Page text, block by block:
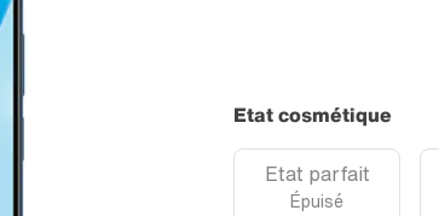
Etat cosmétique
Etat parfait
Épuisé